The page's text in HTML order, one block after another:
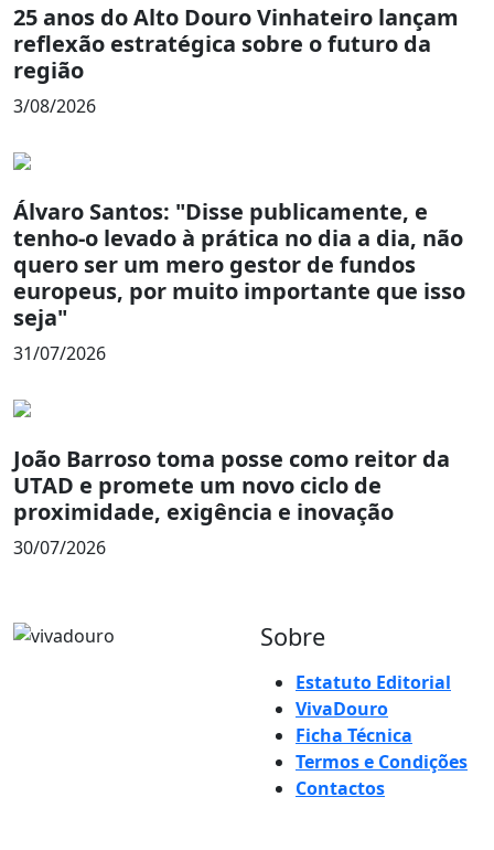
25 anos do Alto Douro Vinhateiro lançam
reflexão estratégica sobre o futuro da
região
3/08/2026
Álvaro Santos: "Disse publicamente, e
tenho-o levado à prática no dia a dia, não
quero ser um mero gestor de fundos
europeus, por muito importante que isso
seja"
31/07/2026
João Barroso toma posse como reitor da
UTAD e promete um novo ciclo de
proximidade, exigência e inovação
30/07/2026
Sobre
Estatuto Editorial
VivaDouro
Ficha Técnica
Termos e Condições
Contactos